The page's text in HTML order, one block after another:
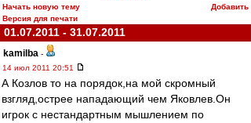
Начать новую тему
Добавить
Версия для печати
01.07.2011 - 31.07.2011
kamilba -
14 июл 2011 20:51
А Козлов то на порядок,на мой скромный
взгляд,острее нападающий чем Яковлев.Он
игрок с нестандартным мышлением по